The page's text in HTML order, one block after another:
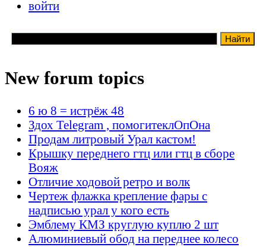
войти
New forum topics
6 ю 8 = истрёж 48
Здох Telegram , помогитеклОпОна
Продам литровый Урал кастом!
Крышку переднего гтц или гтц в сборе
Вояж
Отличие ходовой ретро и волк
Чертеж флажка крепление фары с
надписью урал у кого есть
Эмблему КМЗ круглую куплю 2 шт
Алюминиевый обод на переднее колесо